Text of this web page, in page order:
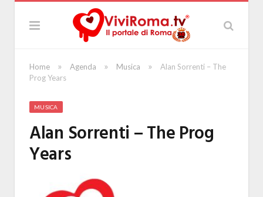
Home » Agenda » Musica »
Alan Sorrenti – The
Prog Years
MUSICA
Alan Sorrenti – The Prog
Years